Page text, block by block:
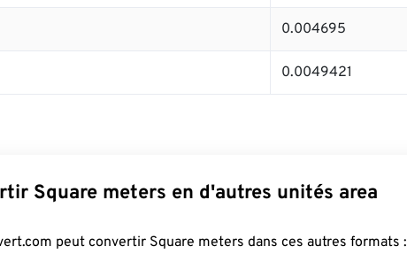
0.004695
0.0049421
Square meters en d'autres unités area
peut convertir Square meters dans ces autres formats :